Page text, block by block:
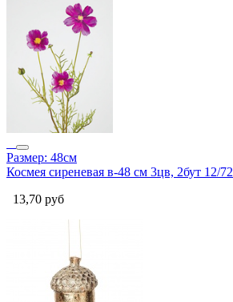
Размер: 48см
Космея сиреневая в-48 см 3цв, 2бут 12/72
13,70 руб